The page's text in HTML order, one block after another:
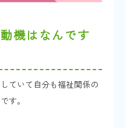
機はなんです
ていて自分も福祉関係の
す。